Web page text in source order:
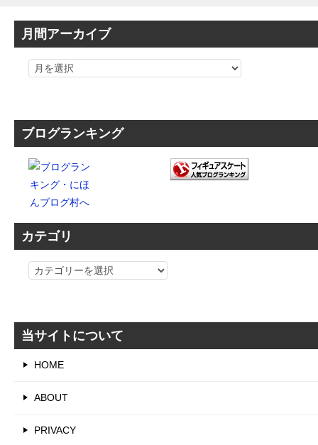
月間アーカイブ
ブログランキング
カテゴリ
カ
リ
当サイトについて
HOME
ABOUT
PRIVACY